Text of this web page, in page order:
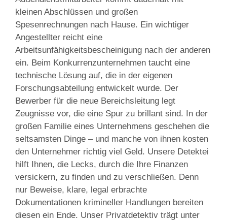
kleinen Abschlüssen und großen
Spesenrechnungen nach Hause. Ein wichtiger
Angestellter reicht eine
Arbeitsunfähigkeitsbescheinigung nach der anderen
ein. Beim Konkurrenzunternehmen taucht eine
technische Lösung auf, die in der eigenen
Forschungsabteilung entwickelt wurde. Der
Bewerber für die neue Bereichsleitung legt
Zeugnisse vor, die eine Spur zu brillant sind. In der
großen Familie eines Unternehmens geschehen die
seltsamsten Dinge – und manche von ihnen kosten
den Unternehmer richtig viel Geld. Unsere Detektei
hilft Ihnen, die Lecks, durch die Ihre Finanzen
versickern, zu finden und zu verschließen. Denn
nur Beweise, klare, legal erbrachte
Dokumentationen krimineller Handlungen bereiten
diesen ein Ende. Unser Privatdetektiv trägt unter